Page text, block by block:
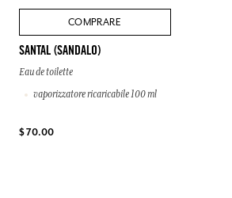
COMPRARE
SANTAL (SANDALO)
Eau de toilette
vaporizzatore ricaricabile 100 ml
$ 70.00